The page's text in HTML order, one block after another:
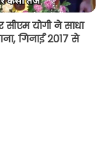
योगी ने साधा
गिनाईं 2017 से